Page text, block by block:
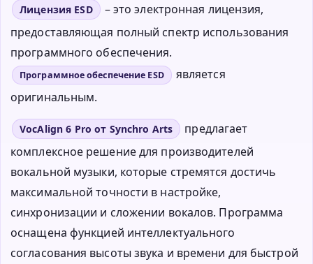
Лицензия ESD
– это электронная лицензия,
предоставляющая полный спектр использования
программного обеспечения.
Программное обеспечение ESD
является
оригинальным.
VocAlign 6 Pro от Synchro Arts
предлагает
комплексное решение для производителей
вокальной музыки, которые стремятся достичь
максимальной точности в настройке,
синхронизации и сложении вокалов. Программа
оснащена функцией интеллектуального
согласования высоты звука и времени для быстрой